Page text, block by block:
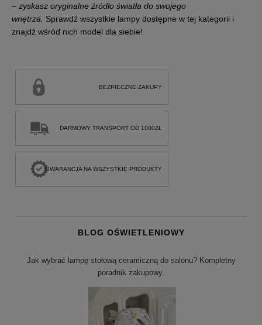
– zyskasz oryginalne źródło światła do swojego
wnętrza.
Sprawdź wszystkie lampy dostępne w tej kategorii i
znajdź wśród nich model dla siebie!
BEZPIECZNE ZAKUPY
DARMOWY TRANSPORT OD 1000ZŁ
GWARANCJA NA WSZYSTKIE PRODUKTY
BLOG OŚWIETLENIOWY
Jak wybrać lampę stołową ceramiczną do salonu? Kompletny
poradnik zakupowy.